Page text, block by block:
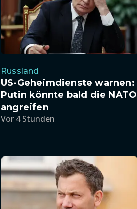
Russland
US-Geheimdienste warnen:
Putin könnte bald die NATO
angreifen
Vor 4 Stunden